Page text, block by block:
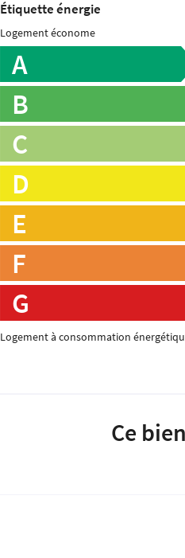
Étiquette énergie
Logement économe
A
B
C
D
E
F
G
Logement à consommation
Ce